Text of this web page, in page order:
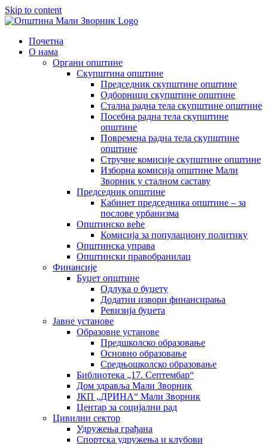
Skip to content
Почетна
О нама
Органи општине
Скупштина општине
Председник скупштине општине
Одборници скупштине општине
Стална радна тела скупштине општине
Посебна радна тела скупштине
општине
Повремена радна тела скупштине
општине
Стручне комисије скупштине општине
Изборна комисија општине Мали
Зворник у сталном саставу
Председник општине
Кабинет председника општине – за
послове урбанизма
Општинско веће
Комисија за популациону политику
Општинска управа
Општински правобранилац
Финансије
Буџет општине
Одлука о буџету
Додатни извори финансирања
Ревизија буџета
Јавне установе
Образовне установе
Предшколско образовање
Основно образовање
Средњошколско образовање
Библиотека „17. Септембар“
Дом здравља Мали Зворник
ЈКП „ДРИНА“ Мали Зворник
Центар за социјални рад
Цивилни сектор
Удружења грађана
Спортска удружења и клубови